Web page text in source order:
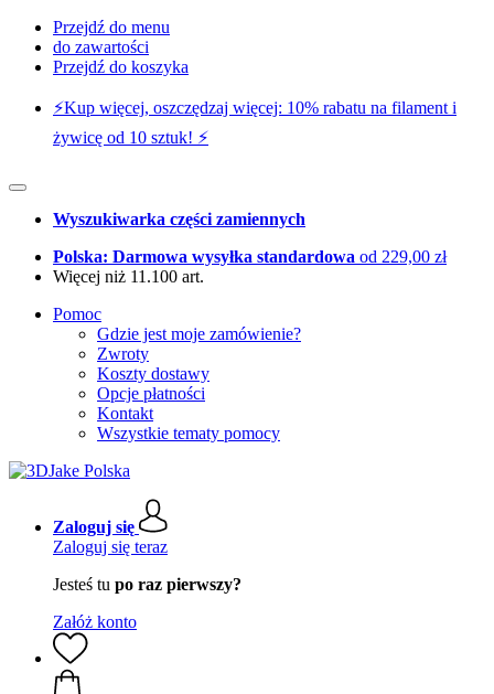
Przejdź do menu
do zawartości
Przejdź do koszyka
⚡️Kup więcej, oszczędzaj więcej: 10% rabatu na filament i
żywicę od 10 sztuk! ⚡️
Wyszukiwarka części zamiennych
Polska: Darmowa wysyłka standardowa od 229,00 zł
Więcej niż 11.100 art.
Pomoc
Gdzie jest moje zamówienie?
Zwroty
Koszty dostawy
Opcje płatności
Kontakt
Wszystkie tematy pomocy
Zaloguj się
Zaloguj się teraz
Jesteś tu po raz pierwszy?
Załóż konto